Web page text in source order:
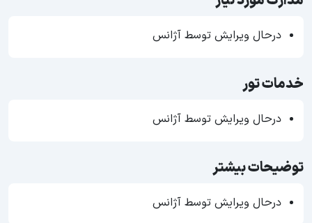
درحال ویرایش توسط آژانس
خدمات تور
درحال ویرایش توسط آژانس
توضیحات بیشتر
درحال ویرایش توسط آژانس